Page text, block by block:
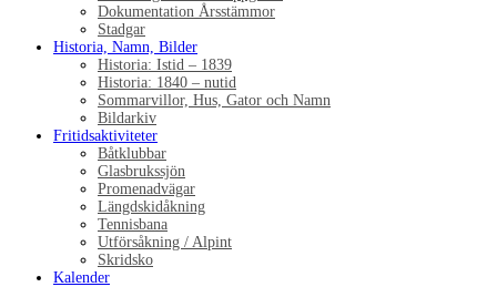
Dokumentation Årsstämmor
Stadgar
Historia, Namn, Bilder
Historia: Istid – 1839
Historia: 1840 – nutid
Sommarvillor, Hus, Gator och Namn
Bildarkiv
Fritidsaktiviteter
Båtklubbar
Glasbrukssjön
Promenadvägar
Längdskidåkning
Tennisbana
Utförsåkning / Alpint
Skridsko
Kalender